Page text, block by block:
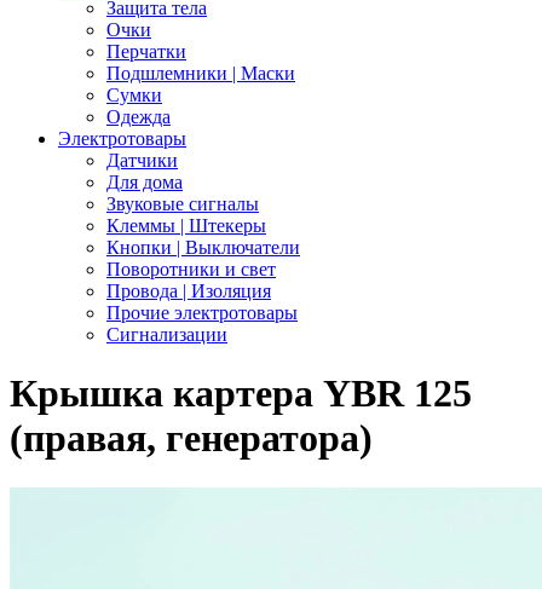
Защита тела
Очки
Перчатки
Подшлемники | Маски
Сумки
Одежда
Электротовары
Датчики
Для дома
Звуковые сигналы
Клеммы | Штекеры
Кнопки | Выключатели
Поворотники и свет
Провода | Изоляция
Прочие электротовары
Сигнализации
Крышка картера YBR 125
(правая, генератора)